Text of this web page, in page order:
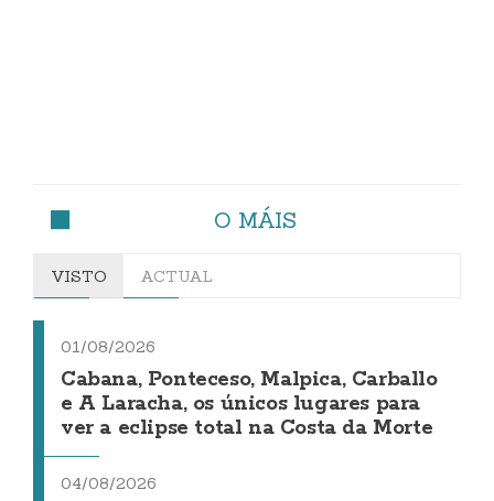
O MÁIS
VISTO ACTUAL
01/08/2026
Cabana, Ponteceso, Malpica, Carballo
e A Laracha, os únicos lugares para
ver a eclipse total na Costa da Morte
04/08/2026